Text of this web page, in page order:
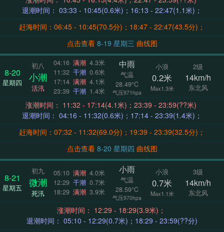
退潮时间： 03:33 - 10:45(0.6米)；16:13 - 22:47(1.1米)；
赶海时间：06:45 - 10:45(70.5分)；18:47 - 22:47(43.5分)；
点击查看
8-19 星期三 曲线图
8-20
星期四
初八
小潮
活汛
04:16 满潮 4.3米
11:32 干潮 0.6米
17:14 满潮 4.1米
23:39 干潮 1.4米
中雨
气温
28.49°C
气压971hpa
小浪
0.2米
Max1.3米
2级
14km/h
东北风
涨潮时间： 11:32 - 17:14(4.1米)；23:39 - 23:59(??米)
退潮时间： 04:16 - 11:32(0.6米)；17:14 - 23:39(1.4米)；
赶海时间：07:32 - 11:32(69.0分)；19:39 - 23:39(32.5分)；
点击查看
8-20 星期四 曲线图
8-21
星期五
初九
微潮
死汛
05:10 满潮 4.0米
12:29 干潮 0.7米
18:29 满潮 3.9米
小雨
气温
28.59°C
气压970hpa
小浪
0.7米
Max1.1米
3级
14km/h
东北风
涨潮时间： 12:29 - 18:29(3.9米)；
退潮时间： 05:10 - 12:29(0.7米)；18:29 - 23:59(??分)